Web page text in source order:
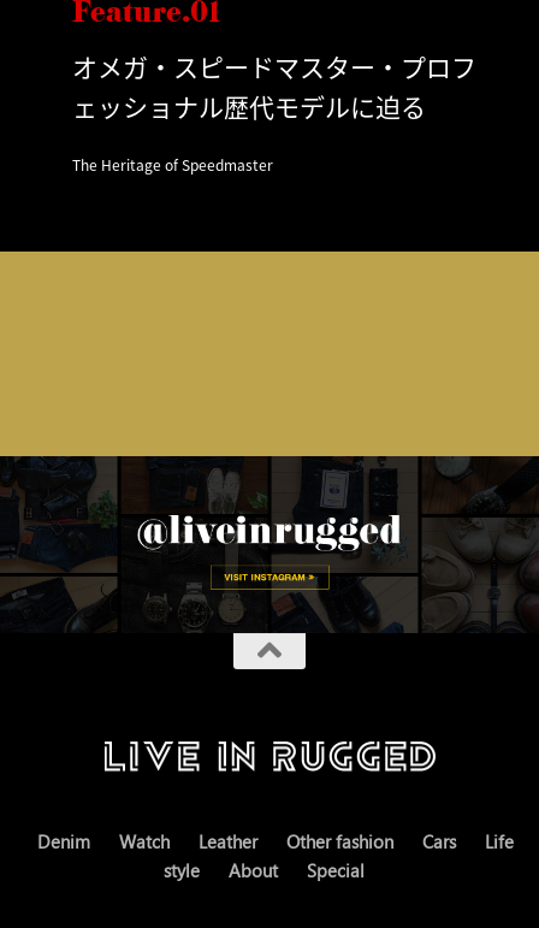
Feature.01
オメガ・スピードマスター・プロフ
ェッショナル歴代モデルに迫る
The Heritage of Speedmaster
Denim Watch Leather Other fashion Cars
Life
style
About Special